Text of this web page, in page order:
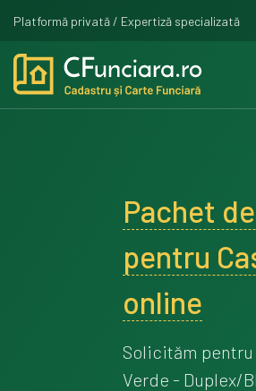
Platformă privată / Expertiză specializată
Pachet
pentru
online
Solicităm
Verde - Duplex/